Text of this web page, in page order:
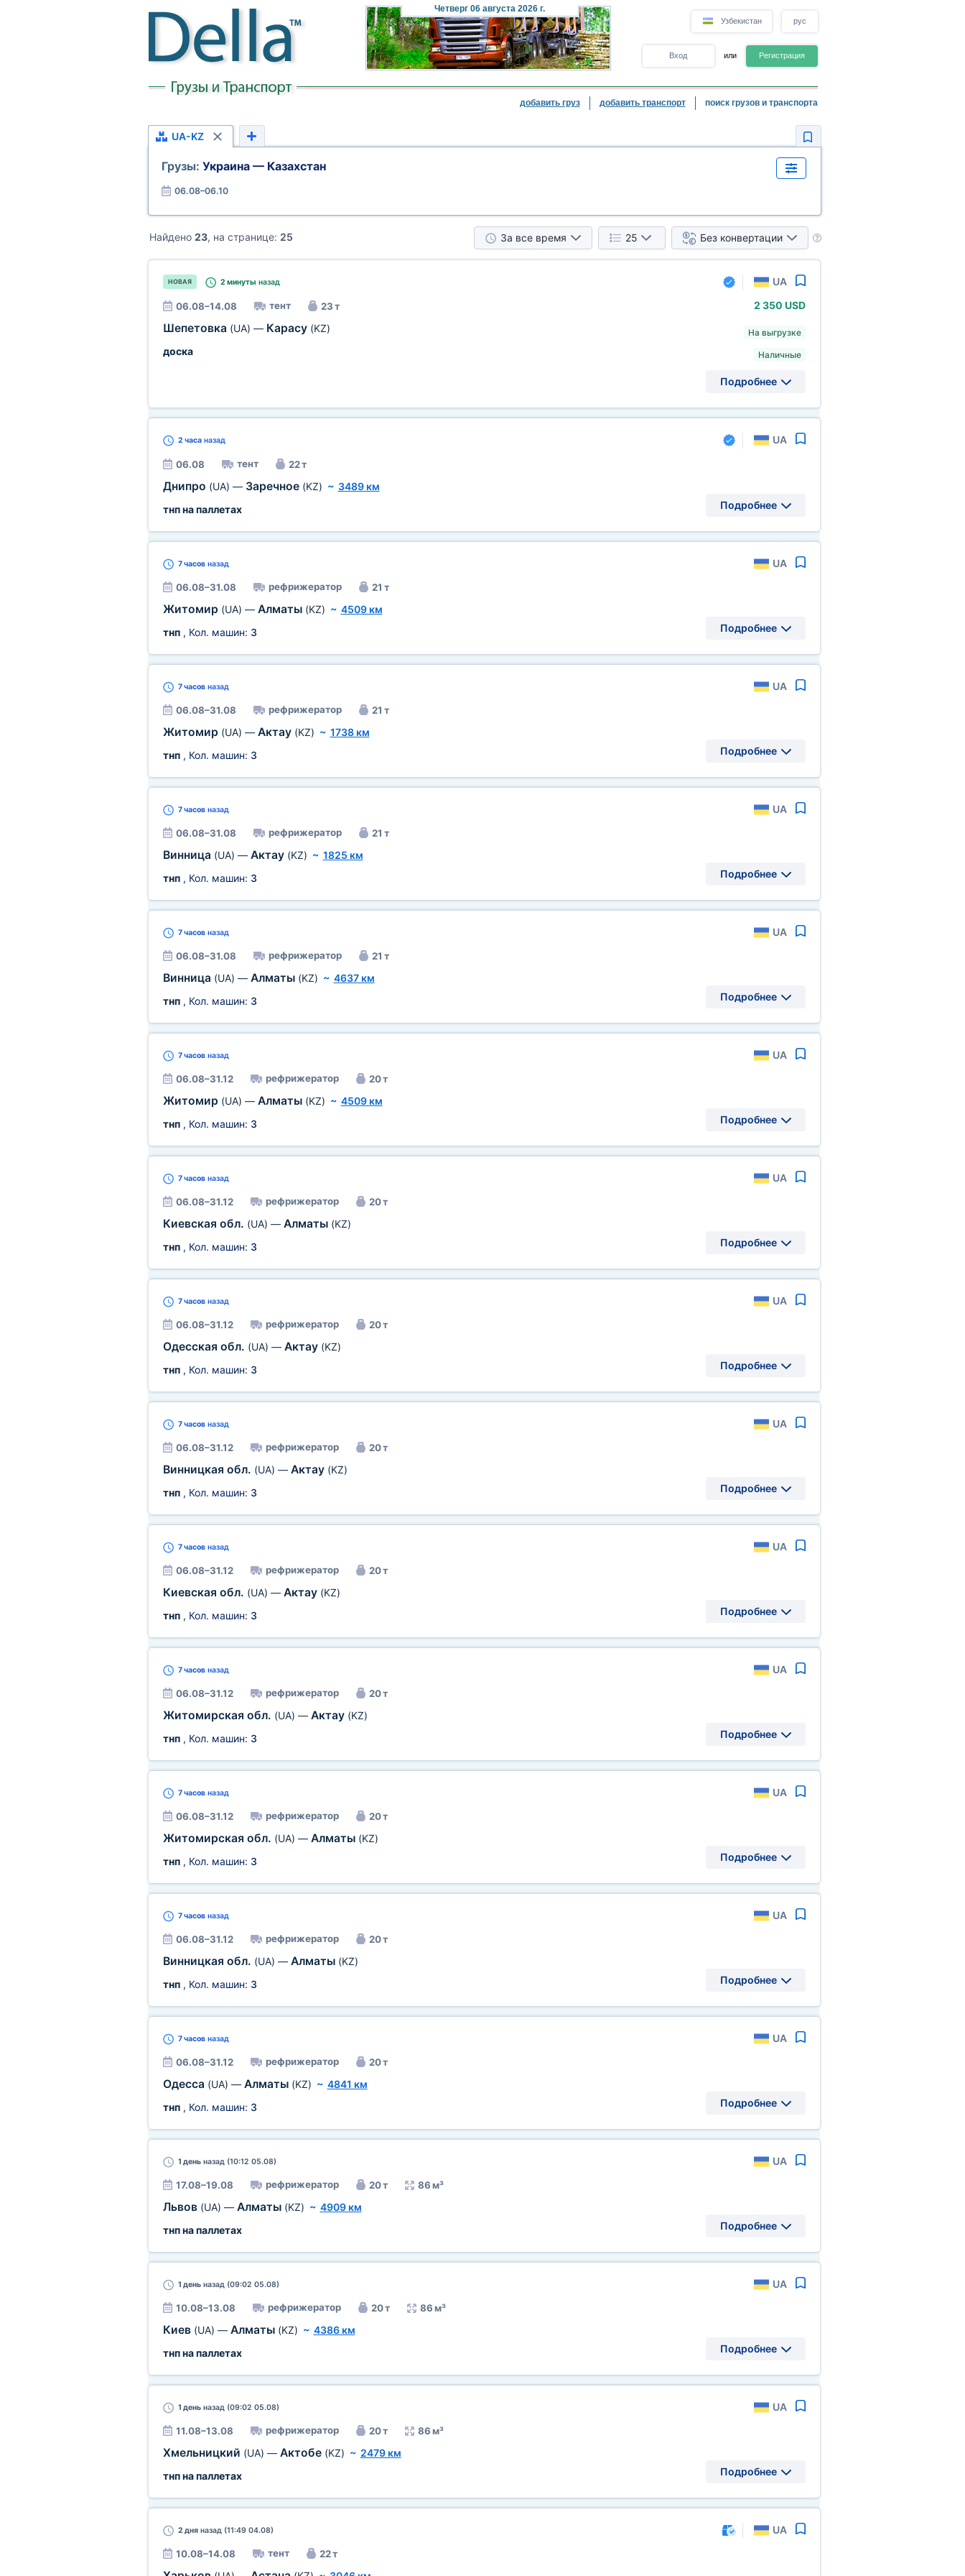
Четверг 06 августа 2026 г.
Узбекистан рус
Вход или Регистрация
добавить груз добавить транспорт поиск грузов и транспорта
UA-KZ
Грузы: Украина — Казахстан
06.08–06.10
Найдено 23, на странице: 25 За все время 25 Без конвертации
НОВАЯ 2 минуты назад UA
06.08–14.08 тент 23 т
Шепетовка (UA) — Карасу (KZ)
доска
2 350 USD
На выгрузке
Наличные
Подробнее
2 часаназад UA
06.08 тент 22 т
Днипро (UA) — Заречное (KZ) ~ 3489 км
тнп на паллетах
Подробнее
7 часовназад UA
06.08–31.08 рефрижератор 21 т
Житомир (UA) — Алматы (KZ) ~ 4509 км
тнп, Кол. машин: 3 Подробнее
7 часовназад UA
06.08–31.08 рефрижератор 21 т
Житомир (UA) — Актау (KZ) ~ 1738 км
тнп, Кол. машин: 3 Подробнее
7 часовназад UA
06.08–31.08 рефрижератор 21 т
Винница (UA) — Актау (KZ) ~ 1825 км
тнп, Кол. машин: 3 Подробнее
7 часовназад UA
06.08–31.08 рефрижератор 21 т
Винница (UA) — Алматы (KZ) ~ 4637 км
тнп, Кол. машин: 3 Подробнее
7 часовназад UA
06.08–31.12 рефрижератор 20 т
Житомир (UA) — Алматы (KZ) ~ 4509 км
тнп, Кол. машин: 3 Подробнее
7 часовназад UA
06.08–31.12 рефрижератор 20 т
Киевская обл. (UA) — Алматы (KZ)
тнп, Кол. машин: 3 Подробнее
7 часовназад UA
06.08–31.12 рефрижератор 20 т
Одесская обл. (UA) — Актау (KZ)
тнп, Кол. машин: 3 Подробнее
7 часовназад UA
06.08–31.12 рефрижератор 20 т
Винницкая обл. (UA) — Актау (KZ)
тнп, Кол. машин: 3 Подробнее
7 часовназад UA
06.08–31.12 рефрижератор 20 т
Киевская обл. (UA) — Актау (KZ)
тнп, Кол. машин: 3 Подробнее
7 часовназад UA
06.08–31.12 рефрижератор 20 т
Житомирская обл. (UA) — Актау (KZ)
тнп, Кол. машин: 3 Подробнее
7 часовназад UA
06.08–31.12 рефрижератор 20 т
Житомирская обл. (UA) — Алматы (KZ)
тнп, Кол. машин: 3 Подробнее
7 часовназад UA
06.08–31.12 рефрижератор 20 т
Винницкая обл. (UA) — Алматы (KZ)
тнп, Кол. машин: 3 Подробнее
7 часовназад UA
06.08–31.12 рефрижератор 20 т
Одесса (UA) — Алматы (KZ) ~ 4841 км
тнп, Кол. машин: 3 Подробнее
1 деньназад (10:12 05.08) UA
17.08–19.08 рефрижератор 20 т 86 м³
Львов (UA) — Алматы (KZ) ~ 4909 км
тнп на паллетах
Подробнее
1 деньназад (09:02 05.08) UA
10.08–13.08 рефрижератор 20 т 86 м³
Киев (UA) — Алматы (KZ) ~ 4386 км
тнп на паллетах
Подробнее
1 деньназад (09:02 05.08) UA
11.08–13.08 рефрижератор 20 т 86 м³
Хмельницкий (UA) — Актобе (KZ) ~ 2479 км
тнп на паллетах
Подробнее
2 дняназад (11:49 04.08) UA
10.08–14.08 тент 22 т